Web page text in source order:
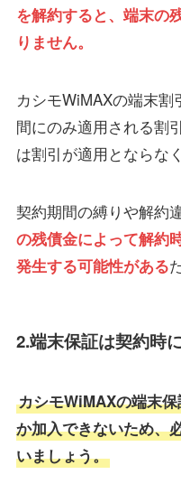
を解約すると、端末の
りません。
カシモWiMAXの端末
間にのみ適用される割
は割引が適用とならな
契約期間の縛りや解約
の残債金によって解約
発生する可能性がある
2.端末保証は契約時
カシモWiMAXの端末
か加入できないため、
いましょう。